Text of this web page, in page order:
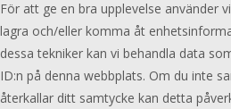
För att ge en bra upplevelse använder
lagra och/eller komma åt
dessa tekniker kan vi behandla data
ID:n på denna webbplats. Om du inte
återkallar ditt samtycke kan detta